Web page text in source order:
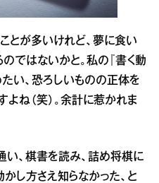
ことが多いけれど、夢に食い
ではないかと。私の『書く動
い、恐ろしいものの正体を
ね（笑）。余計に惹かれま
い、棋書を読み、詰め将棋に
し方さえ知らなかった、と